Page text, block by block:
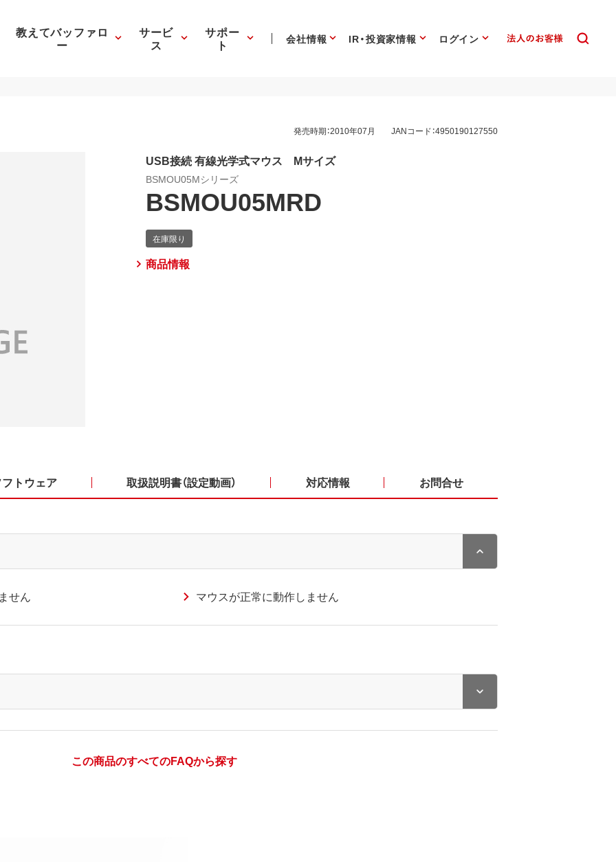
教えてバッファロ
ー
サービ
ス
サポー
ト 会社情報 IR・投資家情報 ログイン
発売時期：2010年07月 JANコード：4950190127550
USB接続 有線光学式マウス Mサイズ
BSMOU05Mシリーズ
BSMOU05MRD
商品情報
トウェア 取扱説明書（設定動画） 対応情報 お問合せ
せん マウスが正常に動作しません
この商品のすべてのFAQから探す